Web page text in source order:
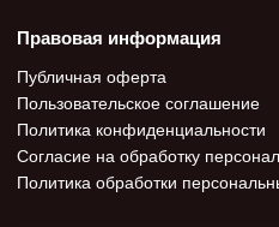
Правовая информация
Публичная оферта
Пользовательское соглашение
Политика конфиденциальности
Согласие на обработку
Политика обработки